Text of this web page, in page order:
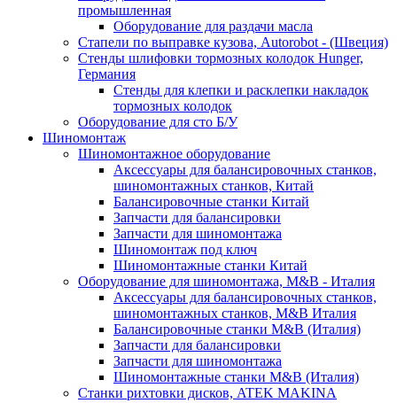
промышленная
Оборудование для раздачи масла
Стапели по выправке кузова, Autorobot - (Швеция)
Стенды шлифовки тормозных колодок Hunger,
Германия
Стенды для клепки и расклепки накладок
тормозных колодок
Оборудование для сто Б/У
Шиномонтаж
Шиномонтажное оборудование
Аксессуары для балансировочных станков,
шиномонтажных станков, Китай
Балансировочные станки Китай
Запчасти для балансировки
Запчасти для шиномонтажа
Шиномонтаж под ключ
Шиномонтажные станки Китай
Оборудование для шиномонтажа, M&B - Италия
Аксессуары для балансировочных станков,
шиномонтажных станков, M&B Италия
Балансировочные станки M&B (Италия)
Запчасти для балансировки
Запчасти для шиномонтажа
Шиномонтажные станки M&B (Италия)
Станки рихтовки дисков, ATEK MAKINA